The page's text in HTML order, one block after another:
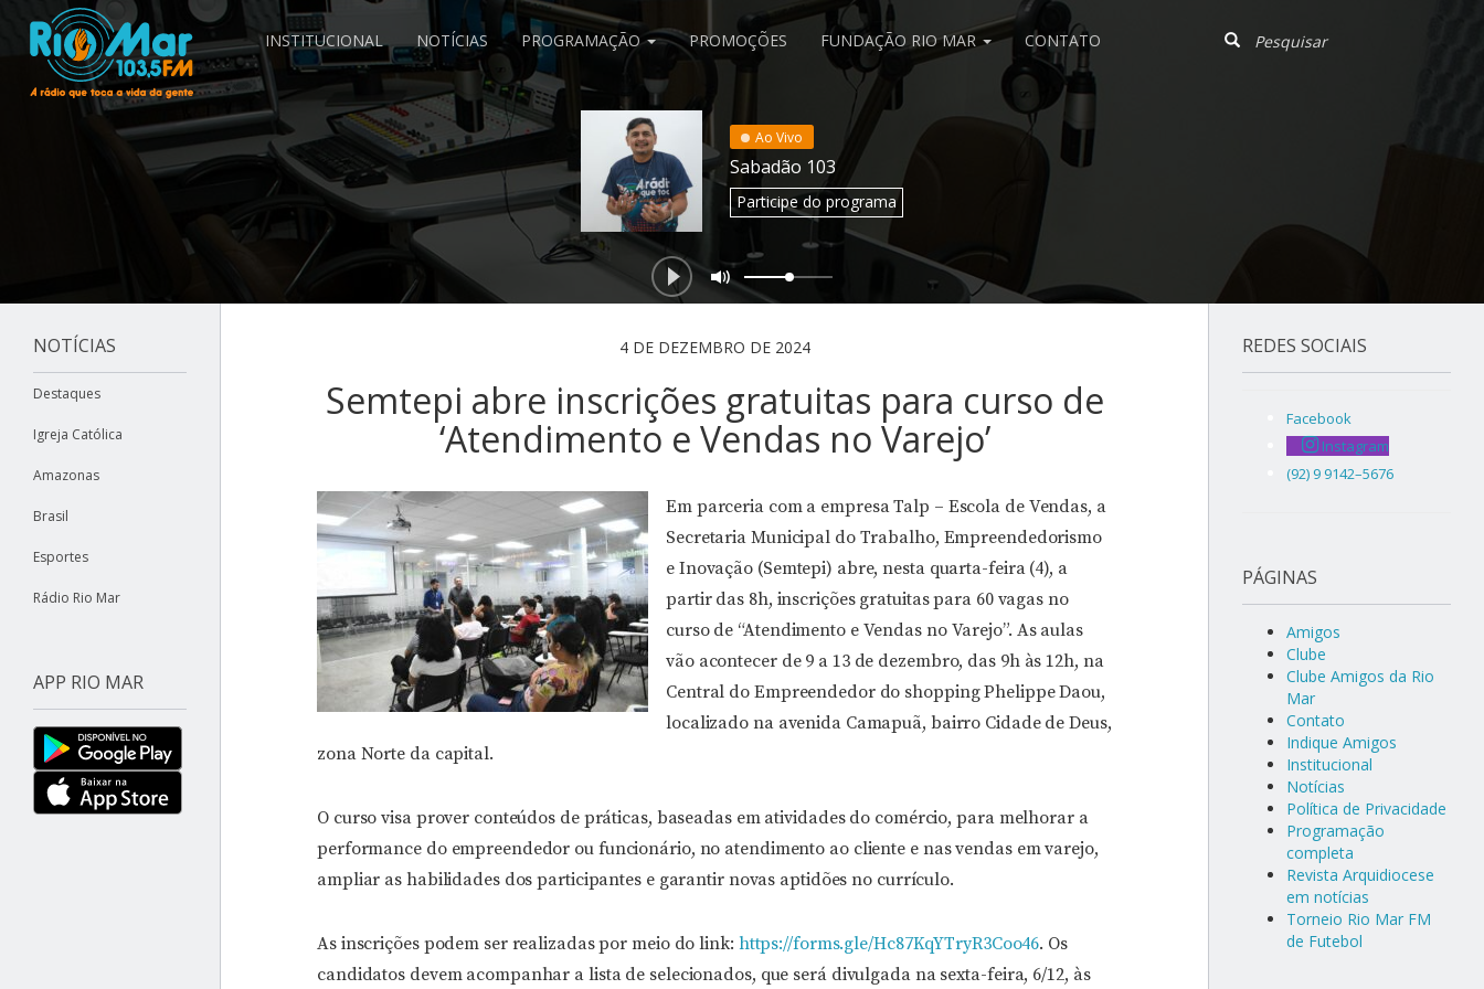
INSTITUCIONAL NOTÍCIAS PROGRAMAÇÃO PROMOÇÕES FUNDAÇÃO RIO MAR CONTATO
Ao Vivo
Sabadão 103
Participedo programa
NOTÍCIAS
Destaques
Igreja Católica
Amazonas
Brasil
Esportes
Rádio Rio Mar
APP RIO MAR
4 DE DEZEMBRO DE 2024
Semtepi abre inscrições gratuitas para curso de
‘Atendimento e Vendas no Varejo’
Em parceria com a empresa Talp – Escola de Vendas, a
Secretaria Municipal do Trabalho, Empreendedorismo
e Inovação (Semtepi) abre, nesta quarta-feira (4), a
partir das 8h, inscrições gratuitas para 60 vagas no
curso de “Atendimento e Vendas no Varejo”. As aulas
vão acontecer de 9 a 13 de dezembro, das 9h às 12h, na
Central do Empreendedor do shopping Phelippe Daou,
localizado na avenida Camapuã, bairro Cidade de Deus,
zona Norte da capital.
O curso visa prover conteúdos de práticas, baseadas em atividades do comércio, para melhorar a
performance do empreendedor ou funcionário, no atendimento ao cliente e nas vendas em varejo,
ampliar as habilidades dos participantes e garantir novas aptidões no currículo.
As inscrições podem ser realizadas por meio do link: https://forms.gle/Hc87KqYTryR3Coo46. Os
candidatos devem acompanhar a lista de selecionados, que será divulgada na sexta-feira, 6/12, às
REDES SOCIAIS
Facebook
Instagram
(92) 9 9142–5676
PÁGINAS
Amigos
Clube
Clube Amigos da Rio
Mar
Contato
Indique Amigos
Institucional
Notícias
Política de Privacidade
Programação
completa
Revista Arquidiocese
em notícias
Torneio Rio Mar FM
de Futebol